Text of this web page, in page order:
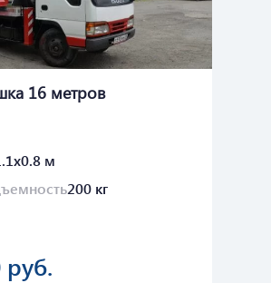
16 метров
м
200 кг
руб.